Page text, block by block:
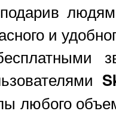
и
любого